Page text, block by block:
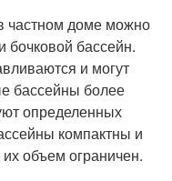
частном доме можно
бочковой бассейн.
и могут
бассейны более
определенных
компактны и
объем ограничен.